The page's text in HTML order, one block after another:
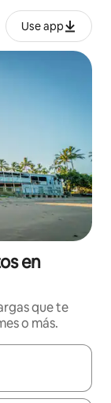
Use app
en
que te
o más.
con las